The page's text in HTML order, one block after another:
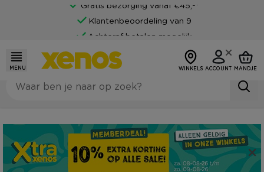
Gratis bezorging vanaf €45,-*
Klantenbeoordeling van 9
Achteraf betalen mogelijk
MENU WINKELS ACCOUNT MANDJE